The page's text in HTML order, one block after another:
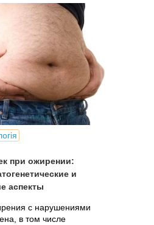
при ожирении:
и
аспекты
с нарушениями
в том числе